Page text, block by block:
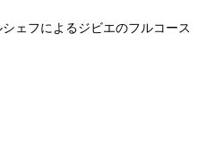
ェフによるジビエのフルコース